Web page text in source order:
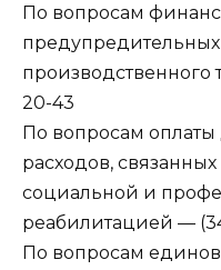
По вопросам
производственного
20-43
По вопросам
расходов,
социальной и
реабилитацией —
По вопросам